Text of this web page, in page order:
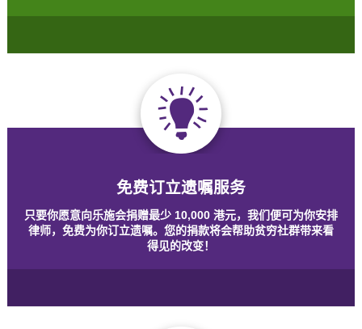
免费订立遗嘱服务
只要你愿意向乐施会捐赠最少 10,000 港元，我们便可为你安排
律师，免费为你订立遗嘱。您的捐款将会帮助贫穷社群带来看
得见的改变！